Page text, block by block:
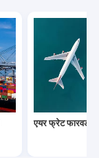
एयर फ्रेट फारवर्डर